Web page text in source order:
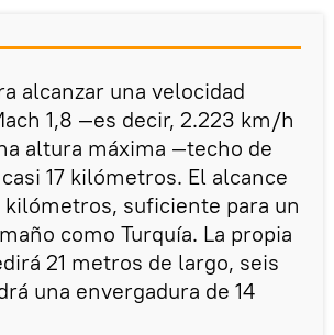
alcanzar una velocidad
1,8 —es decir, 2.223 km/h
altura máxima —techo de
17 kilómetros. El alcance
kilómetros, suficiente para un
como Turquía. La propia
21 metros de largo, seis
una envergadura de 14